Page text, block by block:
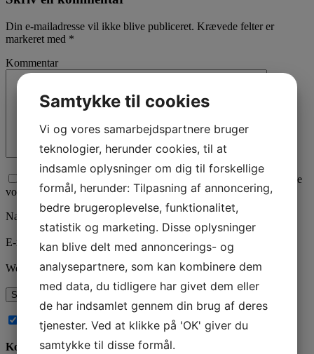
Din e-mailadresse vil ikke blive publiceret. Krævede felter er
markeret med *
Kommentar
Afkryds for samtykke til, at vi behandler den data du sender. Se
vores
privatlivspolitikher.
Navn
E-mail *
Websted
Abonnér på nye kommentarer til dette indlæg
Kontakt os
Samtykke til cookies
Vi og vores samarbejdspartnere bruger
teknologier, herunder cookies, til at
indsamle oplysninger om dig til forskellige
formål, herunder: Tilpasning af annoncering,
bedre brugeroplevelse, funktionalitet,
statistik og marketing. Disse oplysninger
kan blive delt med annoncerings- og
analysepartnere, som kan kombinere dem
med data, du tidligere har givet dem eller
de har indsamlet gennem din brug af deres
tjenester. Ved at klikke på 'OK' giver du
samtykke til disse formål.